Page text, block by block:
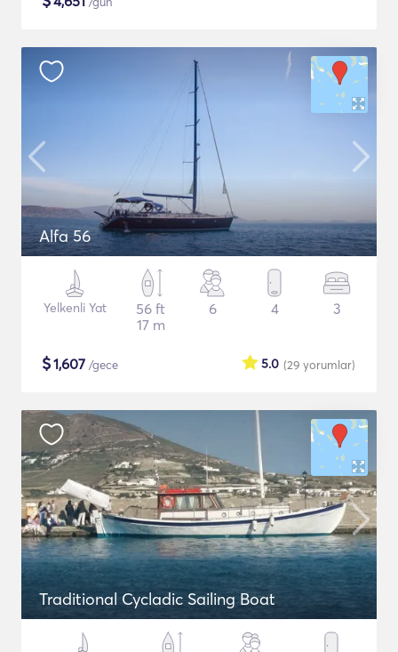
Alfa 56
Yelkenli Yat
56 ft
17 m
6 4 3
$1,607 /gece (29 yorumlar)
5.0
Traditional Cycladic Sailing Boat